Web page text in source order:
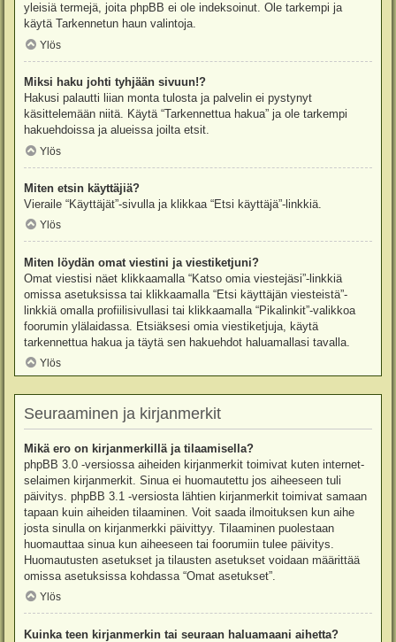
yleisiä termejä, joita phpBB ei ole indeksoinut. Ole tarkempi ja
käytä Tarkennetun haun valintoja.
Ylös
Miksi haku johti tyhjään sivuun!?
Hakusi palautti liian monta tulosta ja palvelin ei pystynyt
käsittelemään niitä. Käytä “Tarkennettua hakua” ja ole tarkempi
hakuehdoissa ja alueissa joilta etsit.
Ylös
Miten etsin käyttäjiä?
Vieraile “Käyttäjät”-sivulla ja klikkaa “Etsi käyttäjä”-linkkiä.
Ylös
Miten löydän omat viestini ja viestiketjuni?
Omat viestisi näet klikkaamalla “Katso omia viestejäsi”-linkkiä
omissa asetuksissa tai klikkaamalla “Etsi käyttäjän viesteistä”-
linkkiä omalla profiilisivullasi tai klikkaamalla “Pikalinkit”-valikkoa
foorumin ylälaidassa. Etsiäksesi omia viestiketjuja, käytä
tarkennettua hakua ja täytä sen hakuehdot haluamallasi tavalla.
Ylös
Seuraaminen ja kirjanmerkit
Mikä ero on kirjanmerkillä ja tilaamisella?
phpBB 3.0 -versiossa aiheiden kirjanmerkit toimivat kuten internet-
selaimen kirjanmerkit. Sinua ei huomautettu jos aiheeseen tuli
päivitys. phpBB 3.1 -versiosta lähtien kirjanmerkit toimivat samaan
tapaan kuin aiheiden tilaaminen. Voit saada ilmoituksen kun aihe
josta sinulla on kirjanmerkki päivittyy. Tilaaminen puolestaan
huomauttaa sinua kun aiheeseen tai foorumiin tulee päivitys.
Huomautusten asetukset ja tilausten asetukset voidaan määrittää
omissa asetuksissa kohdassa “Omat asetukset”.
Ylös
Kuinka teen kirjanmerkin tai seuraan haluamaani aihetta?